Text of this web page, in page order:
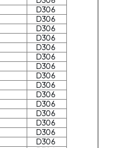
D306
D306
D306
D306
D306
D306
D306
D306
D306
D306
D306
D306
D306
D306
D306